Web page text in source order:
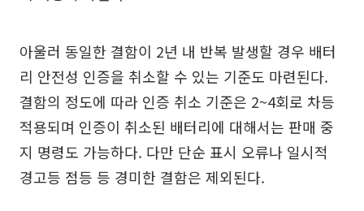
아울러 동일한 결함이 2년 내 반복 발생할 경우 배터
리 안전성 인증을 취소할 수 있는 기준도 마련된다.
결함의 정도에 따라 인증 취소 기준은 2~4회로 차등
적용되며 인증이 취소된 배터리에 대해서는 판매 중
지 명령도 가능하다. 다만 단순 표시 오류나 일시적
경고등 점등 등 경미한 결함은 제외된다.